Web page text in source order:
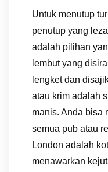
Untuk menutup
penutup yang
adalah pilihan
lembut yang
lengket dan
atau krim adalah
manis. Anda bisa
semua pub atau
London adalah
menawarkan